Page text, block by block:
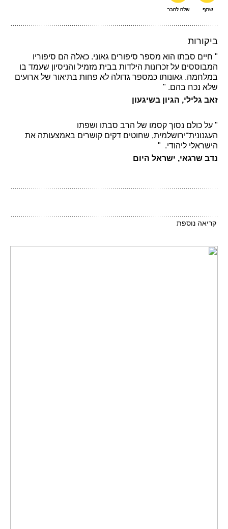
ביקורות
" חיים סבתו הוא מספר סיפורים גאוני. כאלה הם סיפוריו
המבוססים על זכרונות הילדות בבית מזמיל והניסיון שעמד בו
במלחמה. גאונותו כמספר גדולה לא פחות בתיאור של ארועים
שלא נכח בהם. "
זאב גלילי, הגיון בשיגעון
" על כולם נסוך קסמו של הרב סבתו ושפתו
העגנונית־ירושלמית, שחוטים דקים קושרים באמצעותה את
הישראלי ליהודי. "
נדב שרגאי, ישראל היום
קריאה נוספת